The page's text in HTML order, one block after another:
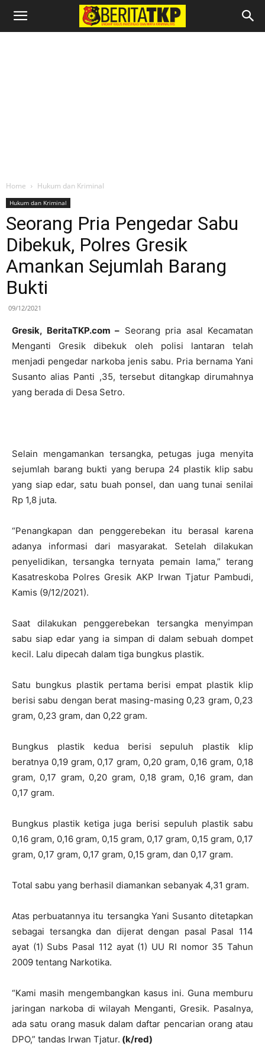
Home Hukum dan Kriminal
Hukum dan Kriminal
Seorang Pria Pengedar Sabu
Dibekuk, Polres Gresik
Amankan Sejumlah Barang
Bukti
09/12/2021
Gresik, BeritaTKP.com – Seorang pria asal Kecamatan
Menganti Gresik dibekuk oleh polisi lantaran telah
menjadi pengedar narkoba jenis sabu. Pria bernama Yani
Susanto alias Panti ,35, tersebut ditangkap dirumahnya
yang berada di Desa Setro.
Selain mengamankan tersangka, petugas juga menyita
sejumlah barang bukti yang berupa 24 plastik klip sabu
yang siap edar, satu buah ponsel, dan uang tunai senilai
Rp 1,8 juta.
“Penangkapan dan penggerebekan itu berasal karena
adanya informasi dari masyarakat. Setelah dilakukan
penyelidikan, tersangka ternyata pemain lama,” terang
Kasatreskoba Polres Gresik AKP Irwan Tjatur Pambudi,
Kamis (9/12/2021).
Saat dilakukan penggerebekan tersangka menyimpan
sabu siap edar yang ia simpan di dalam sebuah dompet
kecil. Lalu dipecah dalam tiga bungkus plastik.
Satu bungkus plastik pertama berisi empat plastik klip
berisi sabu dengan berat masing-masing 0,23 gram, 0,23
gram, 0,23 gram, dan 0,22 gram.
Bungkus plastik kedua berisi sepuluh plastik klip
beratnya 0,19 gram, 0,17 gram, 0,20 gram, 0,16 gram, 0,18
gram, 0,17 gram, 0,20 gram, 0,18 gram, 0,16 gram, dan
0,17 gram.
Bungkus plastik ketiga juga berisi sepuluh plastik sabu
0,16 gram, 0,16 gram, 0,15 gram, 0,17 gram, 0,15 gram, 0,17
gram, 0,17 gram, 0,17 gram, 0,15 gram, dan 0,17 gram.
Total sabu yang berhasil diamankan sebanyak 4,31 gram.
Atas perbuatannya itu tersangka Yani Susanto ditetapkan
sebagai tersangka dan dijerat dengan pasal Pasal 114
ayat (1) Subs Pasal 112 ayat (1) UU RI nomor 35 Tahun
2009 tentang Narkotika.
“Kami masih mengembangkan kasus ini. Guna memburu
jaringan narkoba di wilayah Menganti, Gresik. Pasalnya,
ada satu orang masuk dalam daftar pencarian orang atau
DPO,” tandas Irwan Tjatur. (k/red)